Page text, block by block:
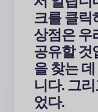
크를 클릭
상점은 우
공유할 것
을 찾는
니다. 그
었다.